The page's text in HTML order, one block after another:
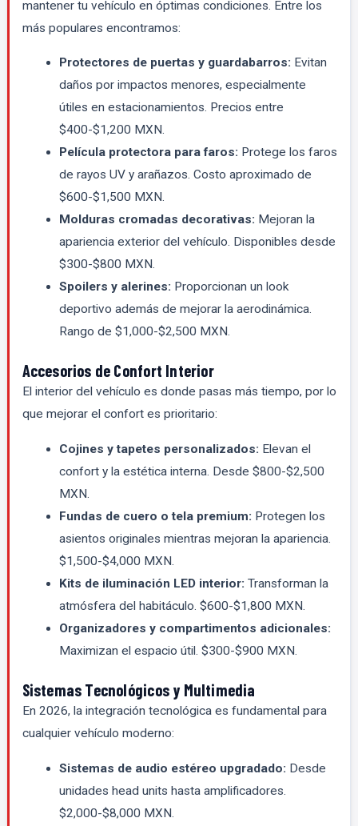
mantener tu vehículo en óptimas condiciones. Entre los
más populares encontramos:
Protectores de puertas y guardabarros: Evitan
daños por impactos menores, especialmente
útiles en estacionamientos. Precios entre
$400-$1,200 MXN.
Película protectora para faros: Protege los faros
de rayos UV y arañazos. Costo aproximado de
$600-$1,500 MXN.
Molduras cromadas decorativas: Mejoran la
apariencia exterior del vehículo. Disponibles desde
$300-$800 MXN.
Spoilers y alerines: Proporcionan un look
deportivo además de mejorar la aerodinámica.
Rango de $1,000-$2,500 MXN.
Accesorios de Confort Interior
El interior del vehículo es donde pasas más tiempo, por lo
que mejorar el confort es prioritario:
Cojines y tapetes personalizados: Elevan el
confort y la estética interna. Desde $800-$2,500
MXN.
Fundas de cuero o tela premium: Protegen los
asientos originales mientras mejoran la apariencia.
$1,500-$4,000 MXN.
Kits de iluminación LED interior: Transforman la
atmósfera del habitáculo. $600-$1,800 MXN.
Organizadores y compartimentos adicionales:
Maximizan el espacio útil. $300-$900 MXN.
Sistemas Tecnológicos y Multimedia
En 2026, la integración tecnológica es fundamental para
cualquier vehículo moderno:
Sistemas de audio estéreo upgradado: Desde
unidades head units hasta amplificadores.
$2,000-$8,000 MXN.